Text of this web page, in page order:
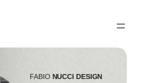
FABIO NUCCI DESIGN